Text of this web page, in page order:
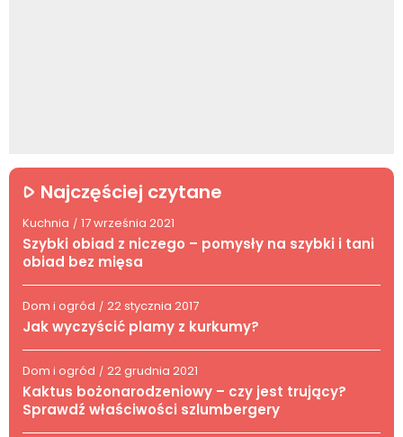
Najczęściej czytane
Kuchnia / 17 września 2021
Szybki obiad z niczego – pomysły na szybki i tani
obiad bez mięsa
Dom i ogród / 22 stycznia 2017
Jak wyczyścić plamy z kurkumy?
Dom i ogród / 22 grudnia 2021
Kaktus bożonarodzeniowy – czy jest trujący?
Sprawdź właściwości szlumbergery